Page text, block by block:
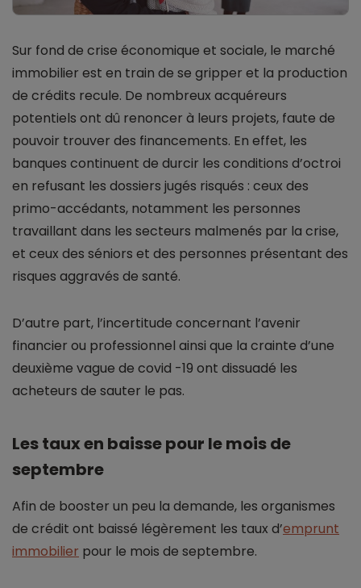
Sur fond de crise économique et sociale, le marché
immobilier est en train de se gripper et la production
de crédits recule. De nombreux acquéreurs
potentiels ont dû renoncer à leurs projets, faute de
pouvoir trouver des financements. En effet, les
banques continuent de durcir les conditions d’octroi
en refusant les dossiers jugés risqués : ceux des
primo-accédants, notamment les personnes
travaillant dans les secteurs malmenés par la crise,
et ceux des séniors et des personnes présentant des
risques aggravés de santé.
D’autre part, l’incertitude concernant l’avenir
financier ou professionnel ainsi que la crainte d’une
deuxième vague de covid -19 ont dissuadé les
acheteurs de sauter le pas.
Les taux en baisse pour le mois de
septembre
Afin de booster un peu la demande, les organismes
de crédit ont baissé légèrement les taux d’emprunt
immobilier pour le mois de septembre.